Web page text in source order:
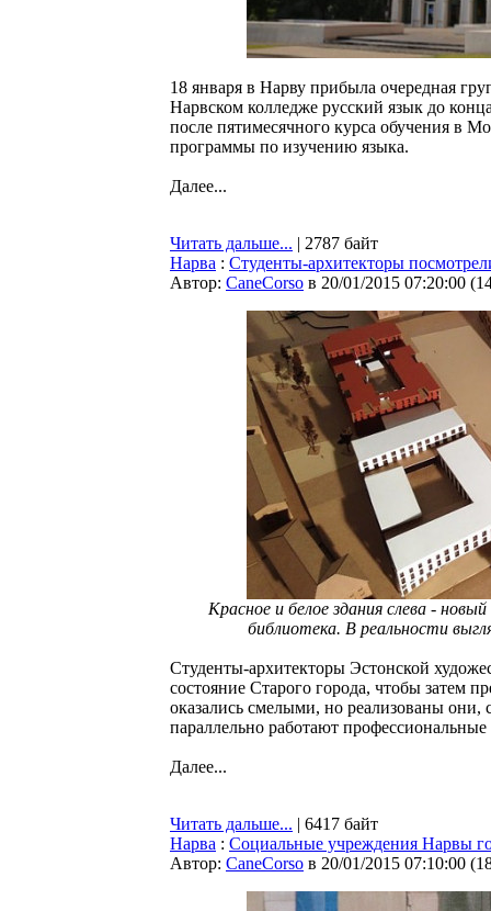
18 января в Нарву прибыла очередная
Нарвском колледже русский язык до
после пятимесячного курса обучения в
программы по изучению языка.
Далее...
Читать дальше... | 2787 байт
Нарва : Студенты-архитекторы
Автор: CaneCorso в 20/01/2015 07:20:00 (
Красное и белое здания слева -
библиотека. В реальности
Студенты-архитекторы Эстонской
состояние Старого города, чтобы затем
оказались смелыми, но реализованы они,
параллельно работают
Далее...
Читать дальше... | 6417 байт
Нарва : Социальные учреждения Нарвы
Автор: CaneCorso в 20/01/2015 07:10:00 (